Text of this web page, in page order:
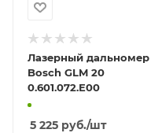
Лазерный дальномер
Bosch GLM 20
0.601.072.Е00
5 225 руб./шт